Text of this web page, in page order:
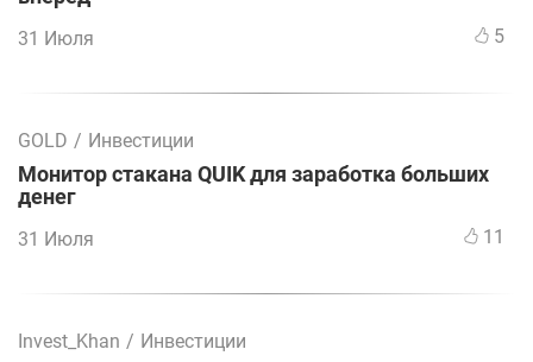
31 Июля 5
GOLD / Инвестиции
Монитор стакана QUIK для заработка больших
денег
31 Июля 11
Invest_Khan / Инвестиции